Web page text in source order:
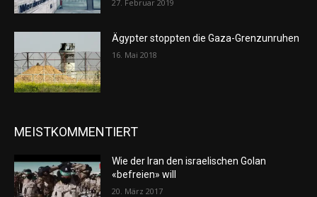
27. Februar 2019
Ägypter stoppten die Gaza-Grenzunruhen
16. Mai 2018
MEISTKOMMENTIERT
Wie der Iran den israelischen Golan
«befreien» will
20. März 2017